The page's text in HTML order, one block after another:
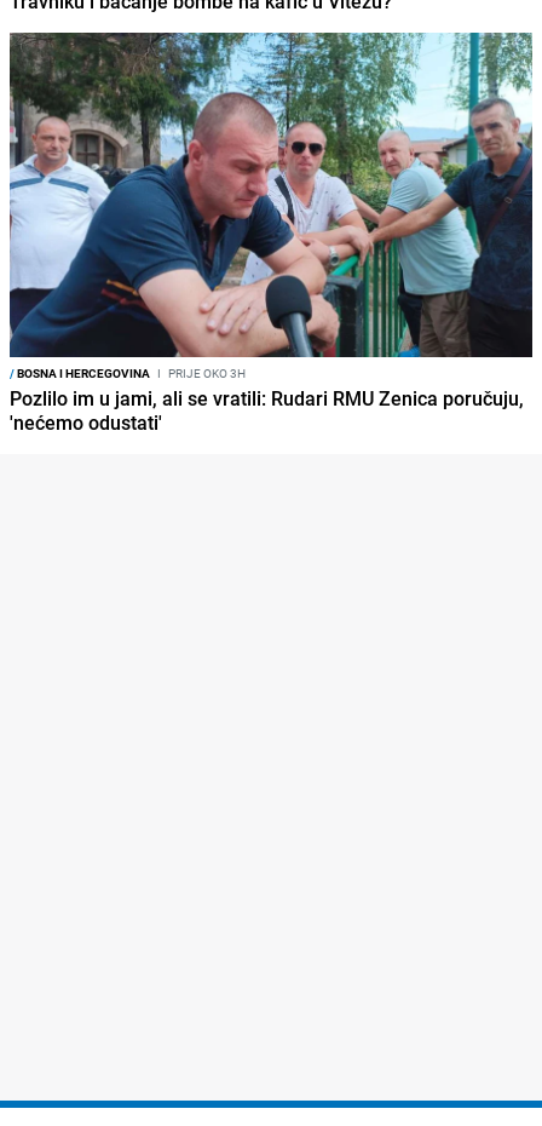
/BOSNA I HERCEGOVINA I PRIJE OKO 3H
Pozlilo im u jami, ali se vratili: Rudari RMU Zenica poručuju,
'nećemo odustati'